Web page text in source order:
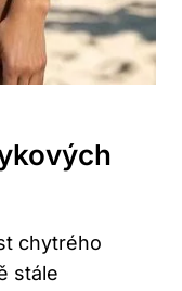
chytrého
stále